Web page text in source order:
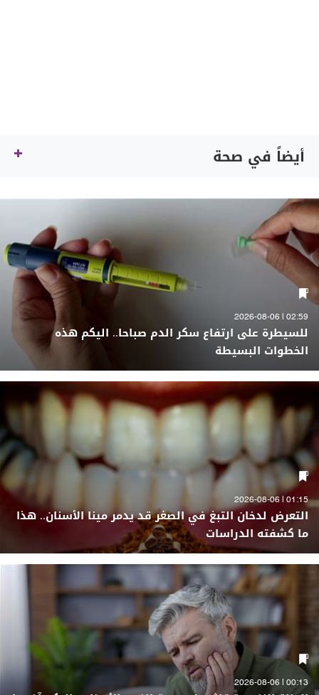
أيضاً في صحة
02:59 | 2026-08-06
للسيطرة على ارتفاع سكر الدم صباحا.. اليكم هذه
الخطوات البسيطة
01:15 | 2026-08-06
التعرض لدخان التبغ في الصغر قد يدمر مينا الأسنان.. هذا
ما كشفته الدراسات
00:13 | 2026-08-06